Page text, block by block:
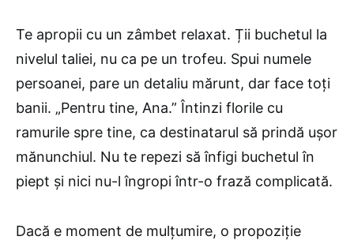
Te apropii cu un zâmbet relaxat. Ții buchetul la
nivelul taliei, nu ca pe un trofeu. Spui numele
persoanei, pare un detaliu mărunt, dar face toți
banii. „Pentru tine, Ana.” Întinzi florile cu
ramurile spre tine, ca destinatarul să prindă ușor
mănunchiul. Nu te repezi să înfigi buchetul în
piept și nici nu-l îngropi într-o frază complicată.
Dacă e moment de mulțumire, o propoziție